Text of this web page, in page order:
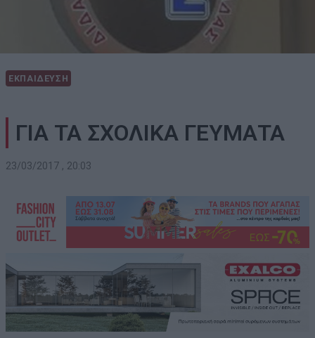
ΕΚΠΑΙΔΕΥΣΗ
ΓΙΑ ΤΑ ΣΧΟΛΙΚΑ ΓΕΥΜΑΤΑ
23/03/2017 , 20:03